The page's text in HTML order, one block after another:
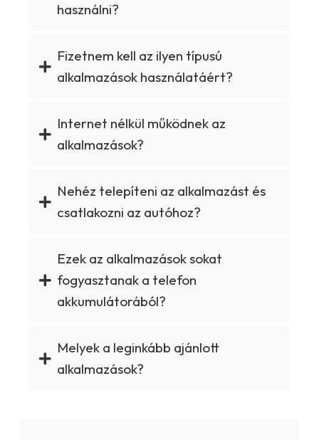
használni?
Fizetnem kell az ilyen típusú
alkalmazások használatáért?
Internet nélkül működnek az
alkalmazások?
Nehéz telepíteni az alkalmazást és
csatlakozni az autóhoz?
Ezek az alkalmazások sokat
fogyasztanak a telefon
akkumulátorából?
Melyek a leginkább ajánlott
alkalmazások?